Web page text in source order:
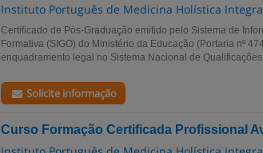
Instituto Português de Medicina Holística
Certificado de Pós-Graduação emitido pelo Sistema de
Formativa (SIGO) do Ministério da Educação (Portaria nº
enquadramento legal no Sistema Nacional de
Solicite informação
Curso Formação Certificada Profissional